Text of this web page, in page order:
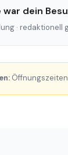
dein
· redaktionell